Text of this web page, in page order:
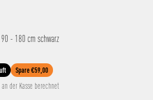
- 180 cm schwarz
Spare €59,00
an der Kasse berechnet